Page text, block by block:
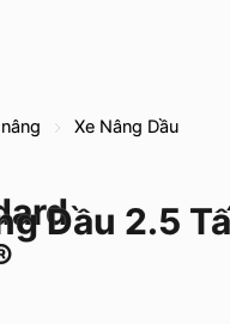
Xe Nâng Dầu
Dầu 2.5